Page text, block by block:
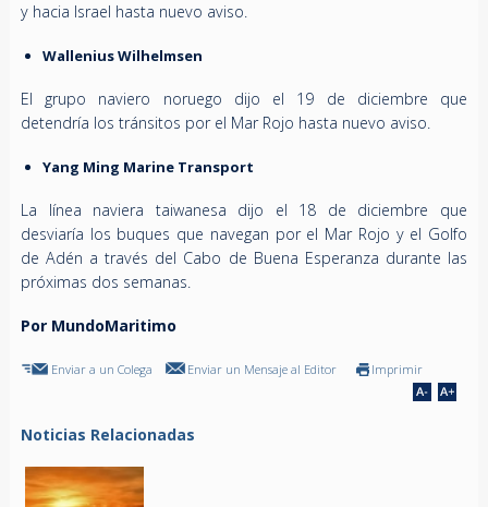
y hacia Israel hasta nuevo aviso.
Wallenius Wilhelmsen
El grupo naviero noruego dijo el 19 de diciembre que
detendría los tránsitos por el Mar Rojo hasta nuevo aviso.
Yang Ming Marine Transport
La línea naviera taiwanesa dijo el 18 de diciembre que
desviaría los buques que navegan por el Mar Rojo y el Golfo
de Adén a través del Cabo de Buena Esperanza durante las
próximas dos semanas.
Por MundoMaritimo
Enviar a un Colega Enviar un Mensaje al Editor Imprimir
Noticias Relacionadas